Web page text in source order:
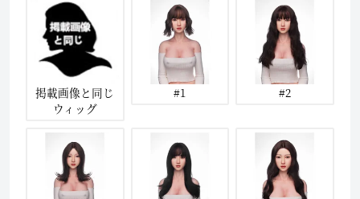
掲載画像と同じ
ウィッグ
#1 #2